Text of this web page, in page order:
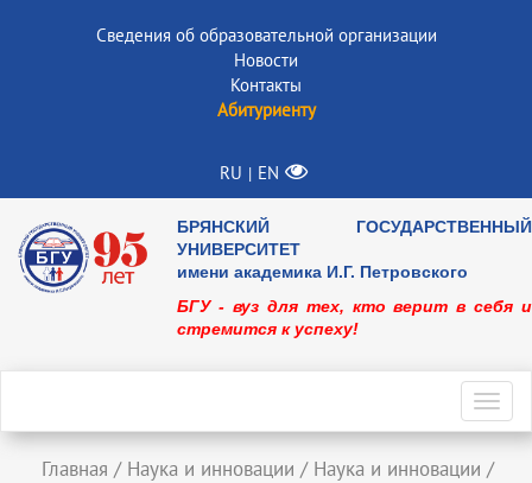
Сведения об образовательной организации
Новости
Контакты
Абитуриенту
RU | EN
БРЯНСКИЙ ГОСУДАРСТВЕННЫЙ
УНИВЕРСИТЕТ
имени академика И.Г. Петровского
БГУ - вуз для тех, кто верит в себя и
стремится к успеху!
Главная / Наука и инновации / Наука и инновации /